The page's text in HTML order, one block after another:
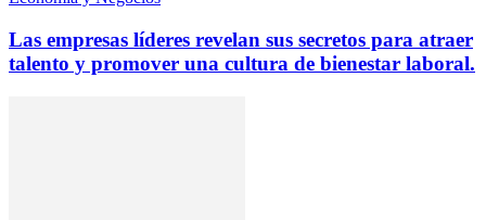
Las empresas líderes revelan sus secretos para atraer
talento y promover una cultura de bienestar laboral.